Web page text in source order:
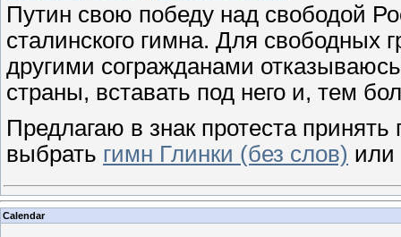
Путин свою победу над свободой
сталинского гимна. Для
другими согражданами
страны, вставать под него и, тем
Предлагаю в знак протеста
выбрать гимн Глинки (без слов) или
Calendar